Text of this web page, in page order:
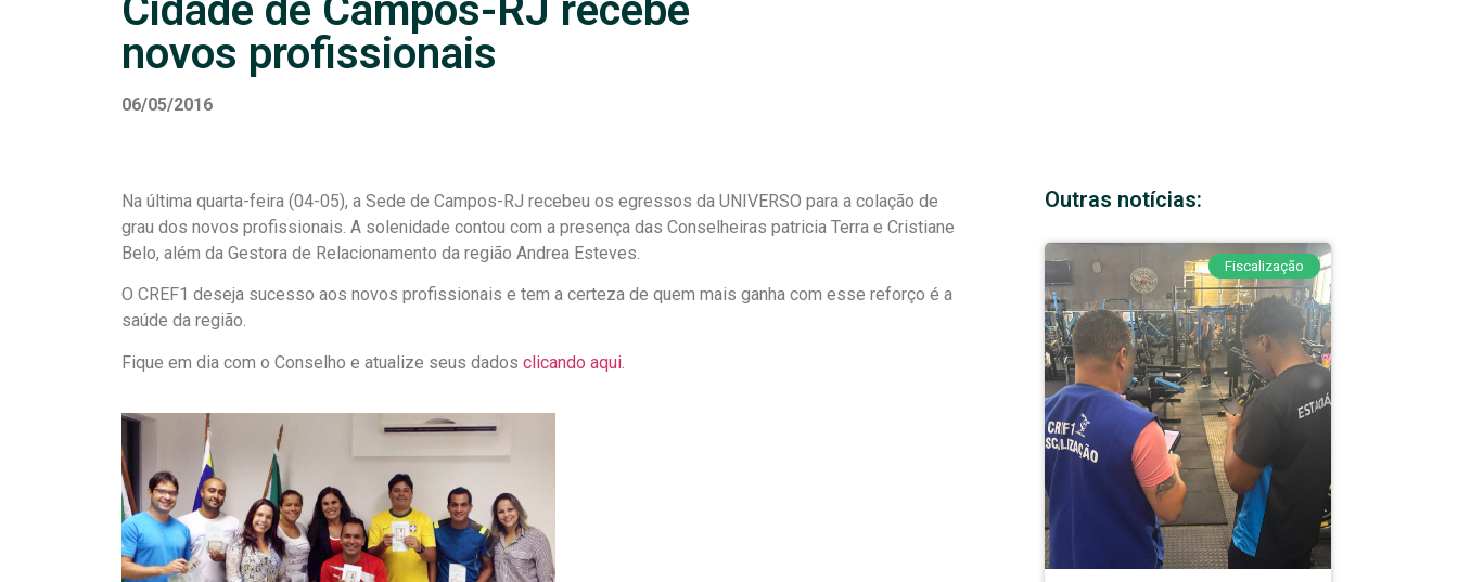
Cidade de Campos-RJ recebe
novos profissionais
06/05/2016
Na última quarta-feira (04-05), a Sede de Campos-RJ recebeu os egressos da UNIVERSO para a colação de
grau dos novos profissionais. A solenidade contou com a presença das Conselheiras patricia Terra e Cristiane
Belo, além da Gestora de Relacionamento da região Andrea Esteves.
O CREF1 deseja sucesso aos novos profissionais e tem a certeza de quem mais ganha com esse reforço é a
saúde da região.
Fique em dia com o Conselho e atualize seus dados clicando aqui
Outras notícias:
Fiscalização